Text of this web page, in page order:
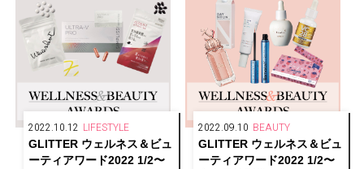
2022.10.12 LIFESTYLE
GLITTER ウェルネス＆ビュ
ーティアワード2022 1/2〜
2022.09.10 BEAUTY
GLITTER ウェルネス＆ビュ
ーティアワード2022 1/2〜